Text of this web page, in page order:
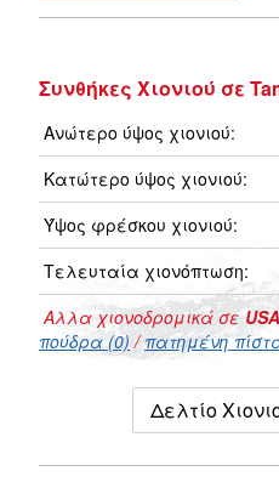
Συνθήκες Χιονιού σε
Ανώτερο ύψος χιονιού:
Κατώτερο ύψος χιονιού:
Ύψος φρέσκου χιονιού:
Τελευταία χιονόπτωση:
Αλλα χιονοδρομικά σε
πούδρα (0) /πατημένη
Δελτίο